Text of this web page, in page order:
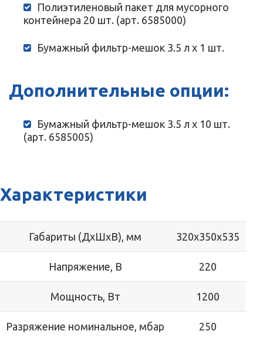
Полиэтиленовый пакет для мусорного
контейнера 20 шт. (арт. 6585000)
Бумажный фильтр-мешок 3.5 л х 1 шт.
Дополнительные опции:
Бумажный фильтр-мешок 3.5 л х 10 шт.
(арт. 6585005)
Характеристики
Габариты (ДхШхВ), мм 320x350x535
Напряжение, В 220
Мощность, Вт 1200
Разряжение номинальное, мбар 250